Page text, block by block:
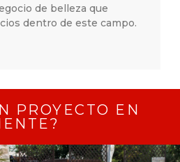
de belleza que
dentro de este campo.
PROYECTO EN